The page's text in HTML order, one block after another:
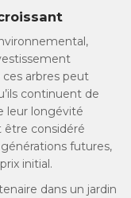
arbres peut
continuent de
leur longévité
être considéré
futures,
initial.
dans un jardin